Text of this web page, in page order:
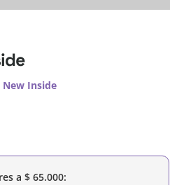
Inside
a $65.000: